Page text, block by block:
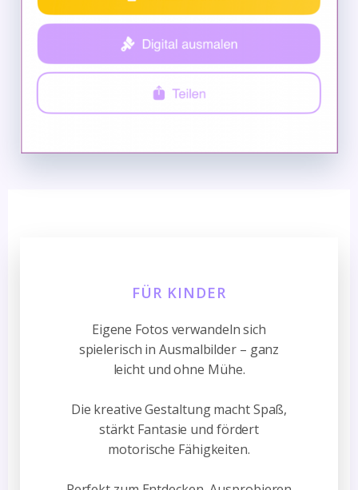
FÜR KINDER
Eigene Fotos verwandeln sich
spielerisch in Ausmalbilder – ganz
leicht und ohne Mühe.
Die kreative Gestaltung macht Spaß,
stärkt Fantasie und fördert
motorische Fähigkeiten.